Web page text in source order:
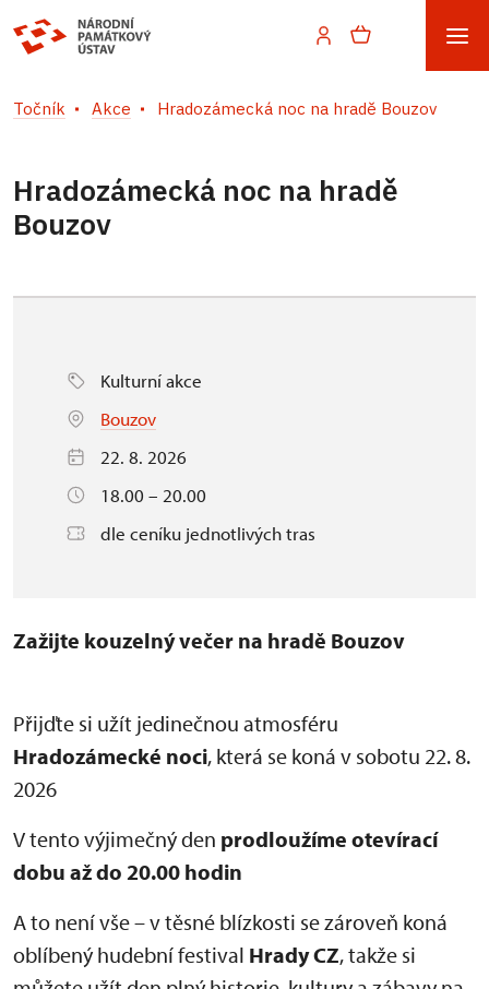
Točník Akce Hradozámecká noc na hradě Bouzov
Hradozámecká noc na hradě
Bouzov
Kulturní akce
Bouzov
22. 8. 2026
18.00 – 20.00
dle ceníku jednotlivých tras
Zažijte kouzelný večer na hradě Bouzov
Přijďte si užít jedinečnou atmosféru
Hradozámecké noci, která se koná v sobotu 22. 8.
2026
V tento výjimečný den prodloužíme otevírací
dobu až do 20.00 hodin
A to není vše – v těsné blízkosti se zároveň koná
oblíbený hudební festival Hrady CZ, takže si